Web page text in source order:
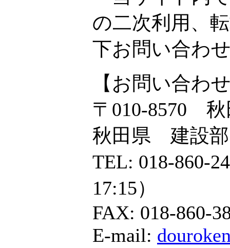
の二次利用、
下お問い合わ
【お問い合わ
〒010-8570 秋
秋田県 建設
TEL: 018-860-
17:15）
FAX: 018-860-
E-mail: